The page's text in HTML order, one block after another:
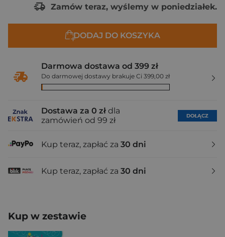
Zamów teraz, wyślemy w poniedziałek.
DODAJ DO KOSZYKA
Darmowa dostawa od 399 zł
Do darmowej dostawy brakuje Ci 399,00 zł
Dostawa za 0 zł dla
zamówień od 99 zł
DOŁĄCZ
Kup teraz, zapłać za 30 dni
Kup teraz, zapłać za 30 dni
Kup w zestawie